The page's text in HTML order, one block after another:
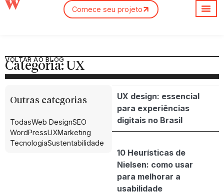
Comece seu projeto
VOLTAR AO BLOG
Categoria: UX
Outras categorias
TodasWeb DesignSEO
WordPressUXMarketing
TecnologiaSustentabilidade
UX design: essencial
para experiências
digitais no Brasil
10 Heurísticas de
Nielsen: como usar
para melhorar a
usabilidade